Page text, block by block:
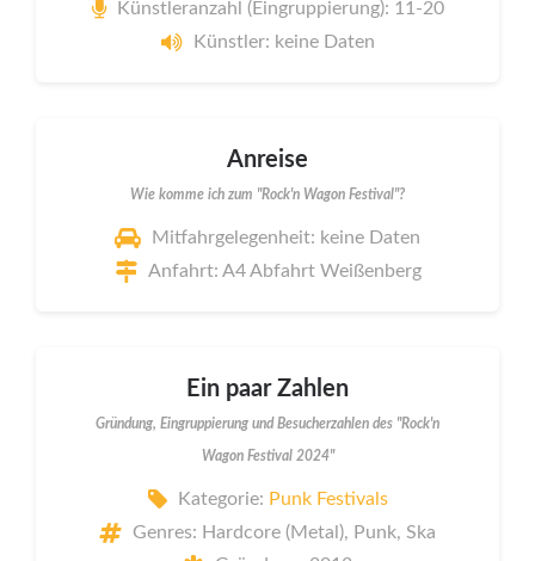
Künstleranzahl (Eingruppierung): 11-20
Künstler: keine Daten
Anreise
Wie komme ich zum "Rock'n Wagon Festival"?
Mitfahrgelegenheit: keine Daten
Anfahrt: A4 Abfahrt Weißenberg
Ein paar Zahlen
Gründung, Eingruppierung und Besucherzahlen des "Rock'n
Wagon Festival 2024"
Kategorie: Punk Festivals
Genres: Hardcore (Metal), Punk, Ska